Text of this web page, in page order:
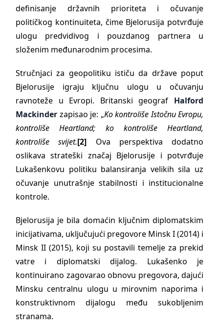
definisanje državnih prioriteta i očuvanje
političkog kontinuiteta, čime Bjelorusija potvrđuje
ulogu predvidivog i pouzdanog partnera u
složenim međunarodnim procesima.
Stručnjaci za geopolitiku ističu da države poput
Bjelorusije igraju ključnu ulogu u očuvanju
ravnoteže u Evropi. Britanski geograf Halford
Mackinder zapisao je: „Ko kontroliše Istočnu Evropu,
kontroliše Heartland; ko kontroliše Heartland,
kontroliše svijet.[2] Ova perspektiva dodatno
oslikava strateški značaj Bjelorusije i potvrđuje
Lukašenkovu politiku balansiranja velikih sila uz
očuvanje unutrašnje stabilnosti i institucionalne
kontrole.
Bjelorusija je bila domaćin ključnim diplomatskim
inicijativama, uključujući pregovore Minsk I (2014) i
Minsk II (2015), koji su postavili temelje za prekid
vatre i diplomatski dijalog. Lukašenko je
kontinuirano zagovarao obnovu pregovora, dajući
Minsku centralnu ulogu u mirovnim naporima i
konstruktivnom dijalogu među sukobljenim
stranama.